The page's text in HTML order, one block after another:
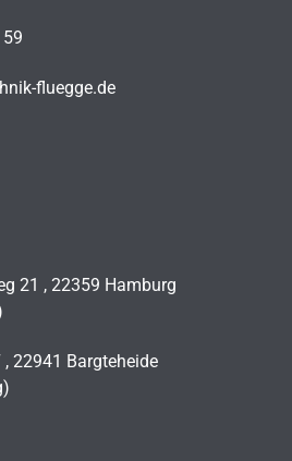
fluegge.de
21 , 22359 Hamburg
, 22941 Bargteheide